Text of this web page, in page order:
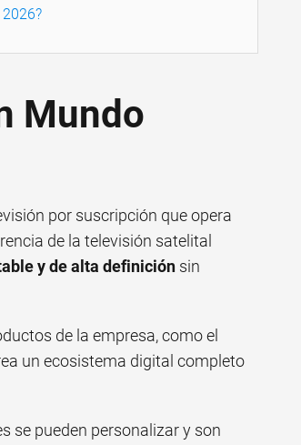
Mundo
por suscripción que opera
de la televisión satelital
y de alta definición sin
de la empresa, como el
un ecosistema digital completo
se pueden personalizar y son